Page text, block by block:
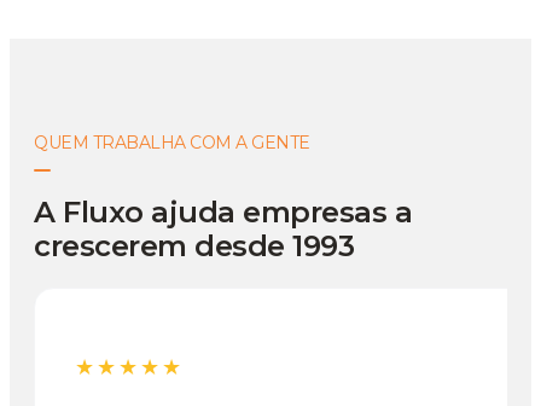
QUEM TRABALHA COM A GENTE
A Fluxo ajuda empresas a
crescerem desde 1993
★★★★★